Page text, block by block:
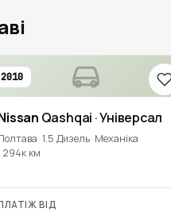
2010
Qashqai · Універсал
1.5 Дизель Механіка
294к км
ВІД